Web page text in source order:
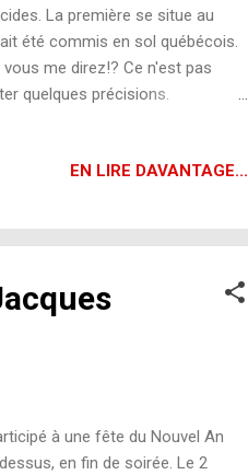
La première se situe au
été commis en sol québécois.
me direz!? Ce n'est pas
quelques précisions.
peut s'avérer triste pour
personne ...
EN LIRE DAVANTAGE...
à une fête du Nouvel An
en fin de soirée. Le 2